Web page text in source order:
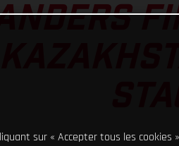
sur « Accepter tous les cookies